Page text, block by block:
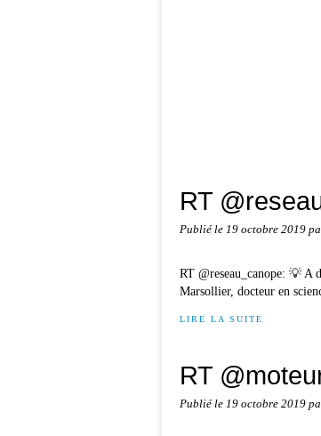
RT
Publié le 19 octobre 2019
RT @reseau_canope: 💡 A
Marsollier, docteur en
LIRE LA SUITE
RT
Publié le 19 octobre 2019